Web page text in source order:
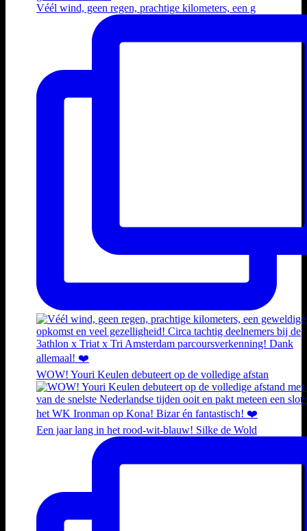
Véél wind, geen regen, prachtige kilometers, een g
WOW! Youri Keulen debuteert op de volledige afstan
Een jaar lang in het rood-wit-blauw! Silke de Wold